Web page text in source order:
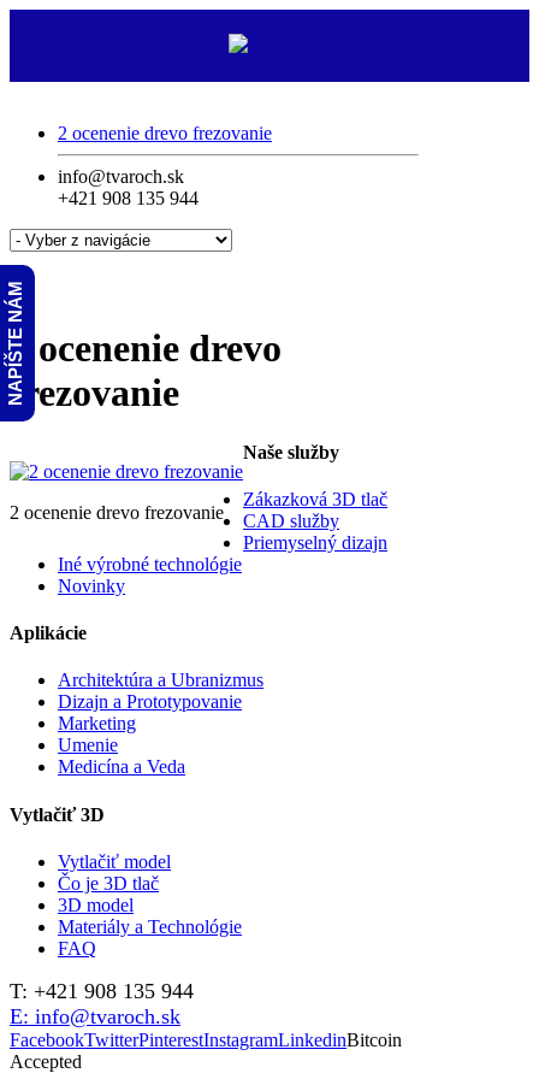
2 ocenenie drevo frezovanie
info@tvaroch.sk
+421 908 135 944
2 ocenenie drevo
frezovanie
2 ocenenie drevo frezovanie
Naše služby
Zákazková 3D tlač
CAD služby
Priemyselný dizajn
Iné výrobné technológie
Novinky
Aplikácie
Architektúra a Ubranizmus
Dizajn a Prototypovanie
Marketing
Umenie
Medicína a Veda
Vytlačiť 3D
Vytlačiť model
Čo je 3D tlač
3D model
Materiály a Technológie
FAQ
T: +421 908 135 944
E: info@tvaroch.sk
FacebookTwitterPinterestInstagramLinkedinBitcoin
Accepted
NAPÍŠTE NÁM